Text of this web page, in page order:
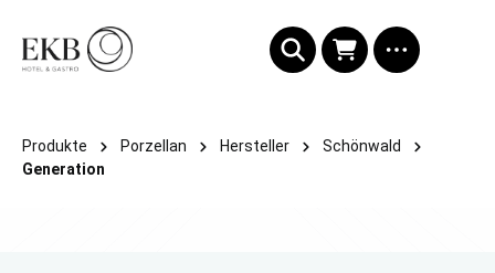
Produkte Porzellan Hersteller
Schönwald
Generation